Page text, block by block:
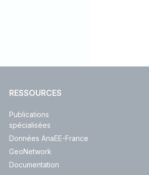
RESSOURCES
Publications
spécialisées
Données AnaEE-France
GeoNetwork
Documentation